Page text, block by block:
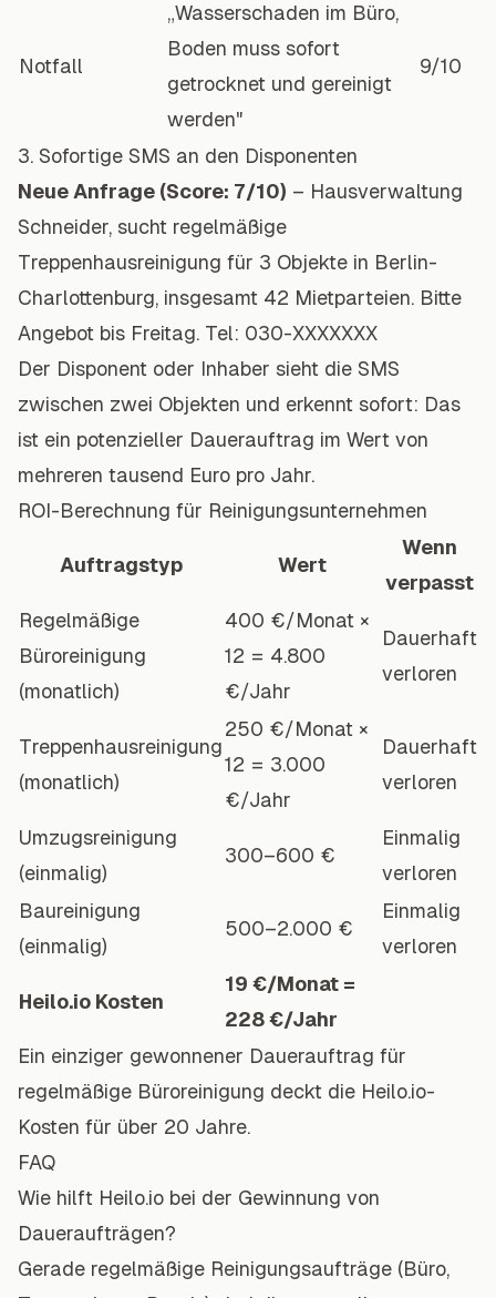
Notfall
„Wasserschaden im Büro,
Boden muss sofort
getrocknet und gereinigt
werden"
9/10
3. Sofortige SMS an den Disponenten
Neue Anfrage (Score: 7/10) – Hausverwaltung
Schneider, sucht regelmäßige
Treppenhausreinigung für 3 Objekte in Berlin-
Charlottenburg, insgesamt 42 Mietparteien. Bitte
Angebot bis Freitag. Tel: 030-XXXXXXX
Der Disponent oder Inhaber sieht die SMS
zwischen zwei Objekten und erkennt sofort: Das
ist ein potenzieller Dauerauftrag im Wert von
mehreren tausend Euro pro Jahr.
ROI-Berechnung für Reinigungsunternehmen
Auftragstyp Wert
Wenn
verpasst
Regelmäßige
Büroreinigung
(monatlich)
400 €/Monat ×
12 = 4.800
€/Jahr
Dauerhaft
verloren
Treppenhausreinigung
(monatlich)
250 €/Monat ×
12 = 3.000
€/Jahr
Dauerhaft
verloren
Umzugsreinigung
(einmalig)
300–600 €
Einmalig
verloren
Baureinigung
(einmalig)
500–2.000 €
Einmalig
verloren
Heilo.io Kosten
19 €/Monat =
228 €/Jahr
Ein einziger gewonnener Dauerauftrag für
regelmäßige Büroreinigung deckt die Heilo.io-
Kosten für über 20 Jahre.
FAQ
Wie hilft Heilo.io bei der Gewinnung von
Daueraufträgen?
Gerade regelmäßige Reinigungsaufträge (Büro,